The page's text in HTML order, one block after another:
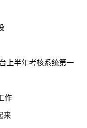
上半年考核系统第一
作
来